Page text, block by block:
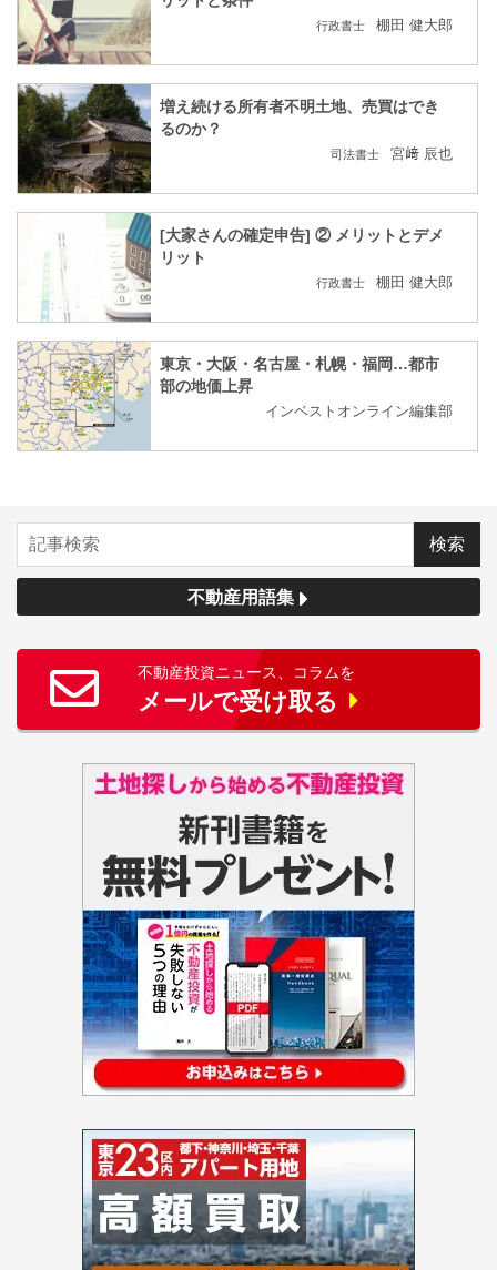
行政書士 棚田 健大郎
増え続ける所有者不明土地、売買はでき
るのか？
司法書士 宮﨑 辰也
[大家さんの確定申告] ② メリットとデメ
リット
行政書士 棚田 健大郎
東京・大阪・名古屋・札幌・福岡…都市
部の地価上昇
インベストオンライン編集部
不動産用語集
不動産投資ニュース、コラムを
メールで受け取る